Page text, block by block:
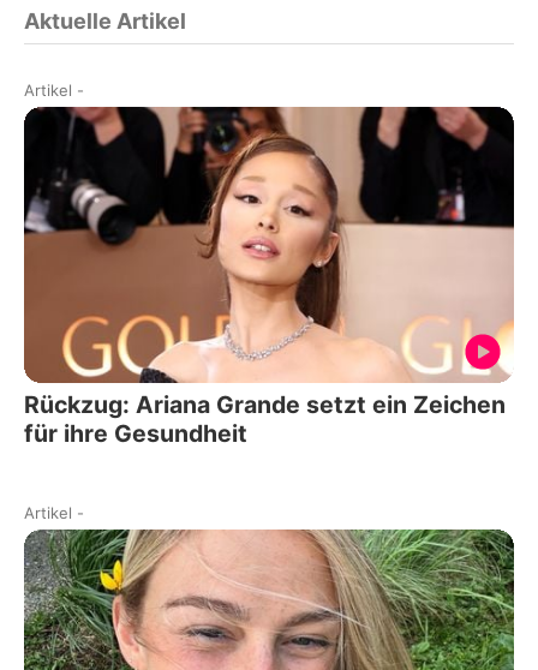
Aktuelle Artikel
Artikel -
Rückzug: Ariana Grande setzt ein Zeichen
für ihre Gesundheit
Artikel -